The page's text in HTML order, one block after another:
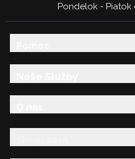
Pondelok - Piatok